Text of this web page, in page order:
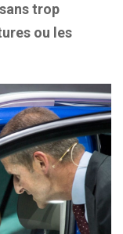
trop
ou les